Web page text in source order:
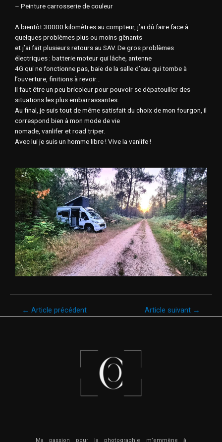
– Peinture carrosserie de couleur
A bientôt 30000 kilomètres au compteur, j’ai dû faire face à
quelques problèmes plus ou moins gênants
et j’ai fait plusieurs retours au SAV. De gros problèmes
électriques : batterie moteur qui lâche, antenne
4G qui ne fonctionne pas, baie de la salle d’eau qui tombe à
l’ouverture, finitions à revoir…
Il faut être un peu bricoleur pour pouvoir se dépatouiller des
situations les plus embarrassantes.
Au final, je suis tout de même satisfait du choix de mon fourgon, il
correspond bien à mon mode de vie
nomade, vanlifer et road triper.
Avec lui je suis un homme libre ! Vive la vanlife !
← Article précédent Article suivant →
Ma passion pour la photographie m’emmène à